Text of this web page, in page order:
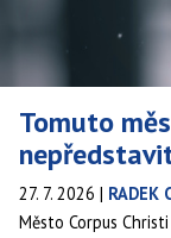
Tomuto
27. 7. 2026 | RADEK
Město Corpus